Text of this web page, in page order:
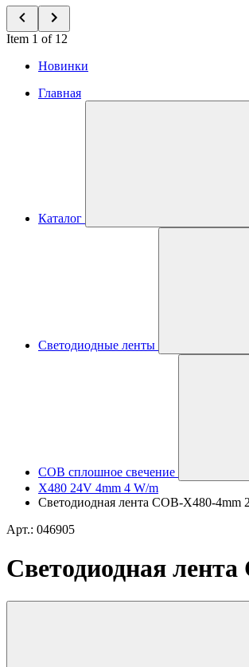
Item 1 of 12
Новинки
Главная
Каталог
Светодиодные ленты
COB сплошное свечение
X480 24V 4mm 4 W/m
Светодиодная лента COB-X480-
Арт.: 046905
Светодиодная